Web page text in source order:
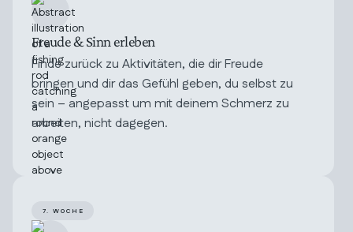
Freude & Sinn erleben
Finde zurück zu Aktivitäten, die dir Freude
bringen und dir das Gefühl geben, du selbst zu
sein – angepasst um mit deinem Schmerz zu
arbeiten, nicht dagegen.
7. WOCHE